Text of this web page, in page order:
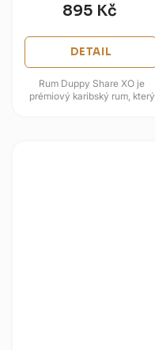
895 Kč
DETAIL
Rum Duppy Share XO je
prémiový karibský rum, který